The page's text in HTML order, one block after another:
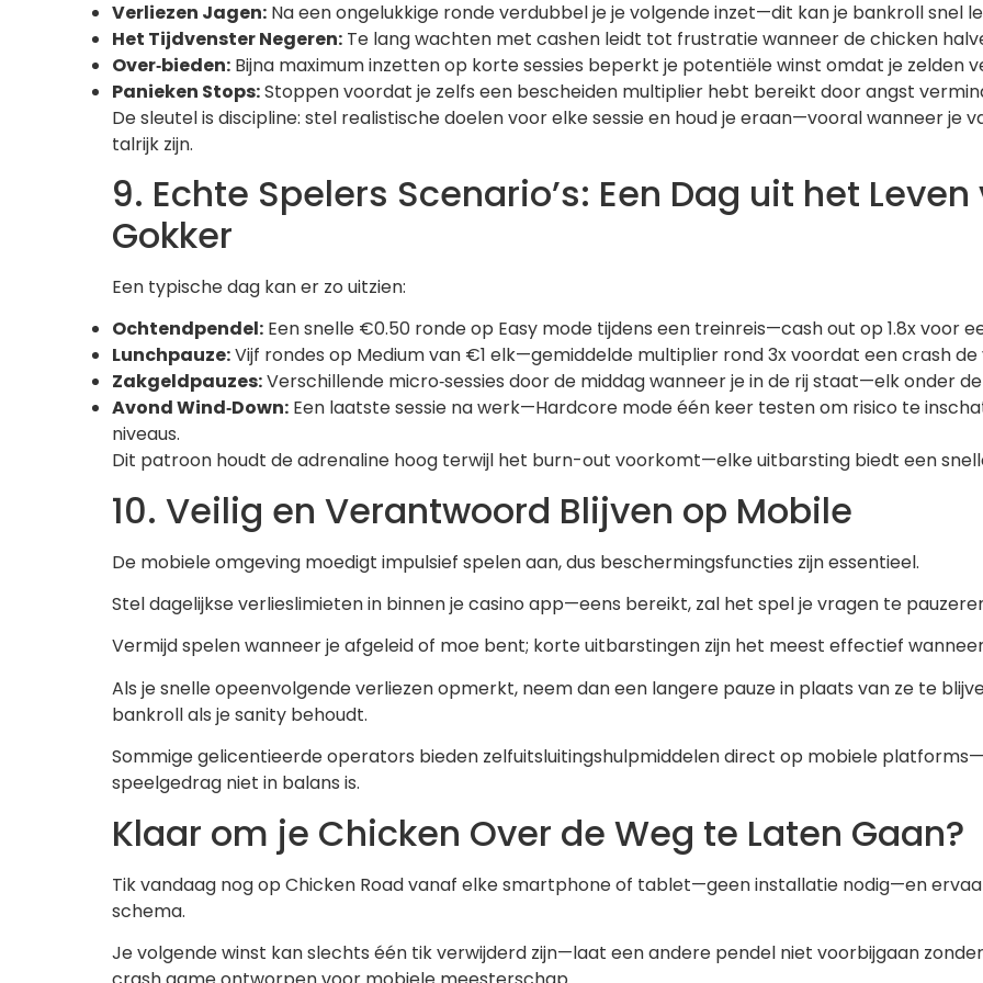
Verliezen Jagen: Na een ongelukkige ronde verdubbel je je volgende inzet—dit kan je bankroll snel
Het Tijdvenster Negeren: Te lang wachten met cashen leidt tot frustratie wanneer de chicken
Over‑bieden: Bijna maximum inzetten op korte sessies beperkt je potentiële winst omdat je zelden
Panieken Stops:Stoppen voordat je zelfs een bescheiden multiplier hebt bereikt door angst
De sleutel is discipline: stel realistische doelen voor elke sessie en houd je eraan—vooral wanneer je
talrijk zijn.
9. Echte Spelers Scenario’s: Een Dag uit het
Gokker
Een typische dag kan er zo uitzien:
Ochtendpendel: Een snelle €0.50 ronde op Easy mode tijdens een treinreis—cash out op 1.8x voor
Lunchpauze:Vijf rondes op Medium van €1 elk—gemiddelde multiplier rond 3x voordat een crash
Zakgeldpauzes:Verschillende micro‑sessies door de middag wanneer je in de rij staat—elk onder
Avond Wind‑Down: Een laatste sessie na werk—Hardcore mode één keer testen om risico te
niveaus.
Dit patroon houdt de adrenaline hoog terwijl het burn-out voorkomt—elke uitbarsting biedt een
10. Veilig en Verantwoord Blijven op Mobile
De mobiele omgeving moedigt impulsief spelen aan, dus beschermingsfuncties zijn essentieel.
Stel dagelijkse verlieslimieten in binnen je casino app—eens bereikt, zal het spel je vragen te
Vermijd spelen wanneer je afgeleid of moe bent; korte uitbarstingen zijn het meest effectief
Als je snelle opeenvolgende verliezen opmerkt, neem dan een langere pauze in plaats van ze te
bankroll als je sanity behoudt.
Sommige gelicentieerde operators bieden zelfuitsluitingshulpmiddelen direct op mobiele
speelgedrag niet in balans is.
Klaar om je Chicken Over de Weg te Laten Gaan?
Tik vandaag nog op Chicken Road vanaf elke smartphone of tablet—geen installatie nodig—en
schema.
Je volgende winst kan slechts één tik verwijderd zijn—laat een andere pendel niet voorbijgaan